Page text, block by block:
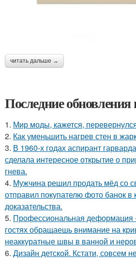
читать дальше →
Последние обновления
1. Мир моды, кажется,
2. Как уменьшить нагрев стен в
3. В 1960-х годах аспирант
сделала интересное открытие о
гнева.
4. Мужчина решил продать мёд со
отправил покупателю фото банок в
доказательства.
5. Профессиональная деформация
гостях обращаешь внимание на
неаккуратные швы в ванной и
6. Дизайн детской. Кстати, совсем